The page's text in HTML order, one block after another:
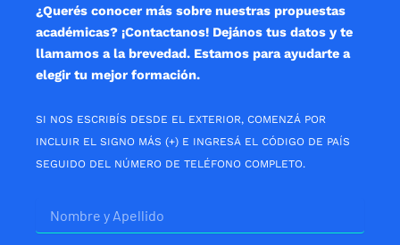
¿Querés conocer más sobre nuestras propuestas
académicas? ¡Contactanos! Dejános tus datos y te
llamamos a la brevedad. Estamos para ayudarte a
elegir tu mejor formación.
SI NOS ESCRIBÍS DESDE EL EXTERIOR, COMENZÁ POR
INCLUIR EL SIGNO MÁS (+) E INGRESÁ EL CÓDIGO DE PAÍS
SEGUIDO DEL NÚMERO DE TELÉFONO COMPLETO.